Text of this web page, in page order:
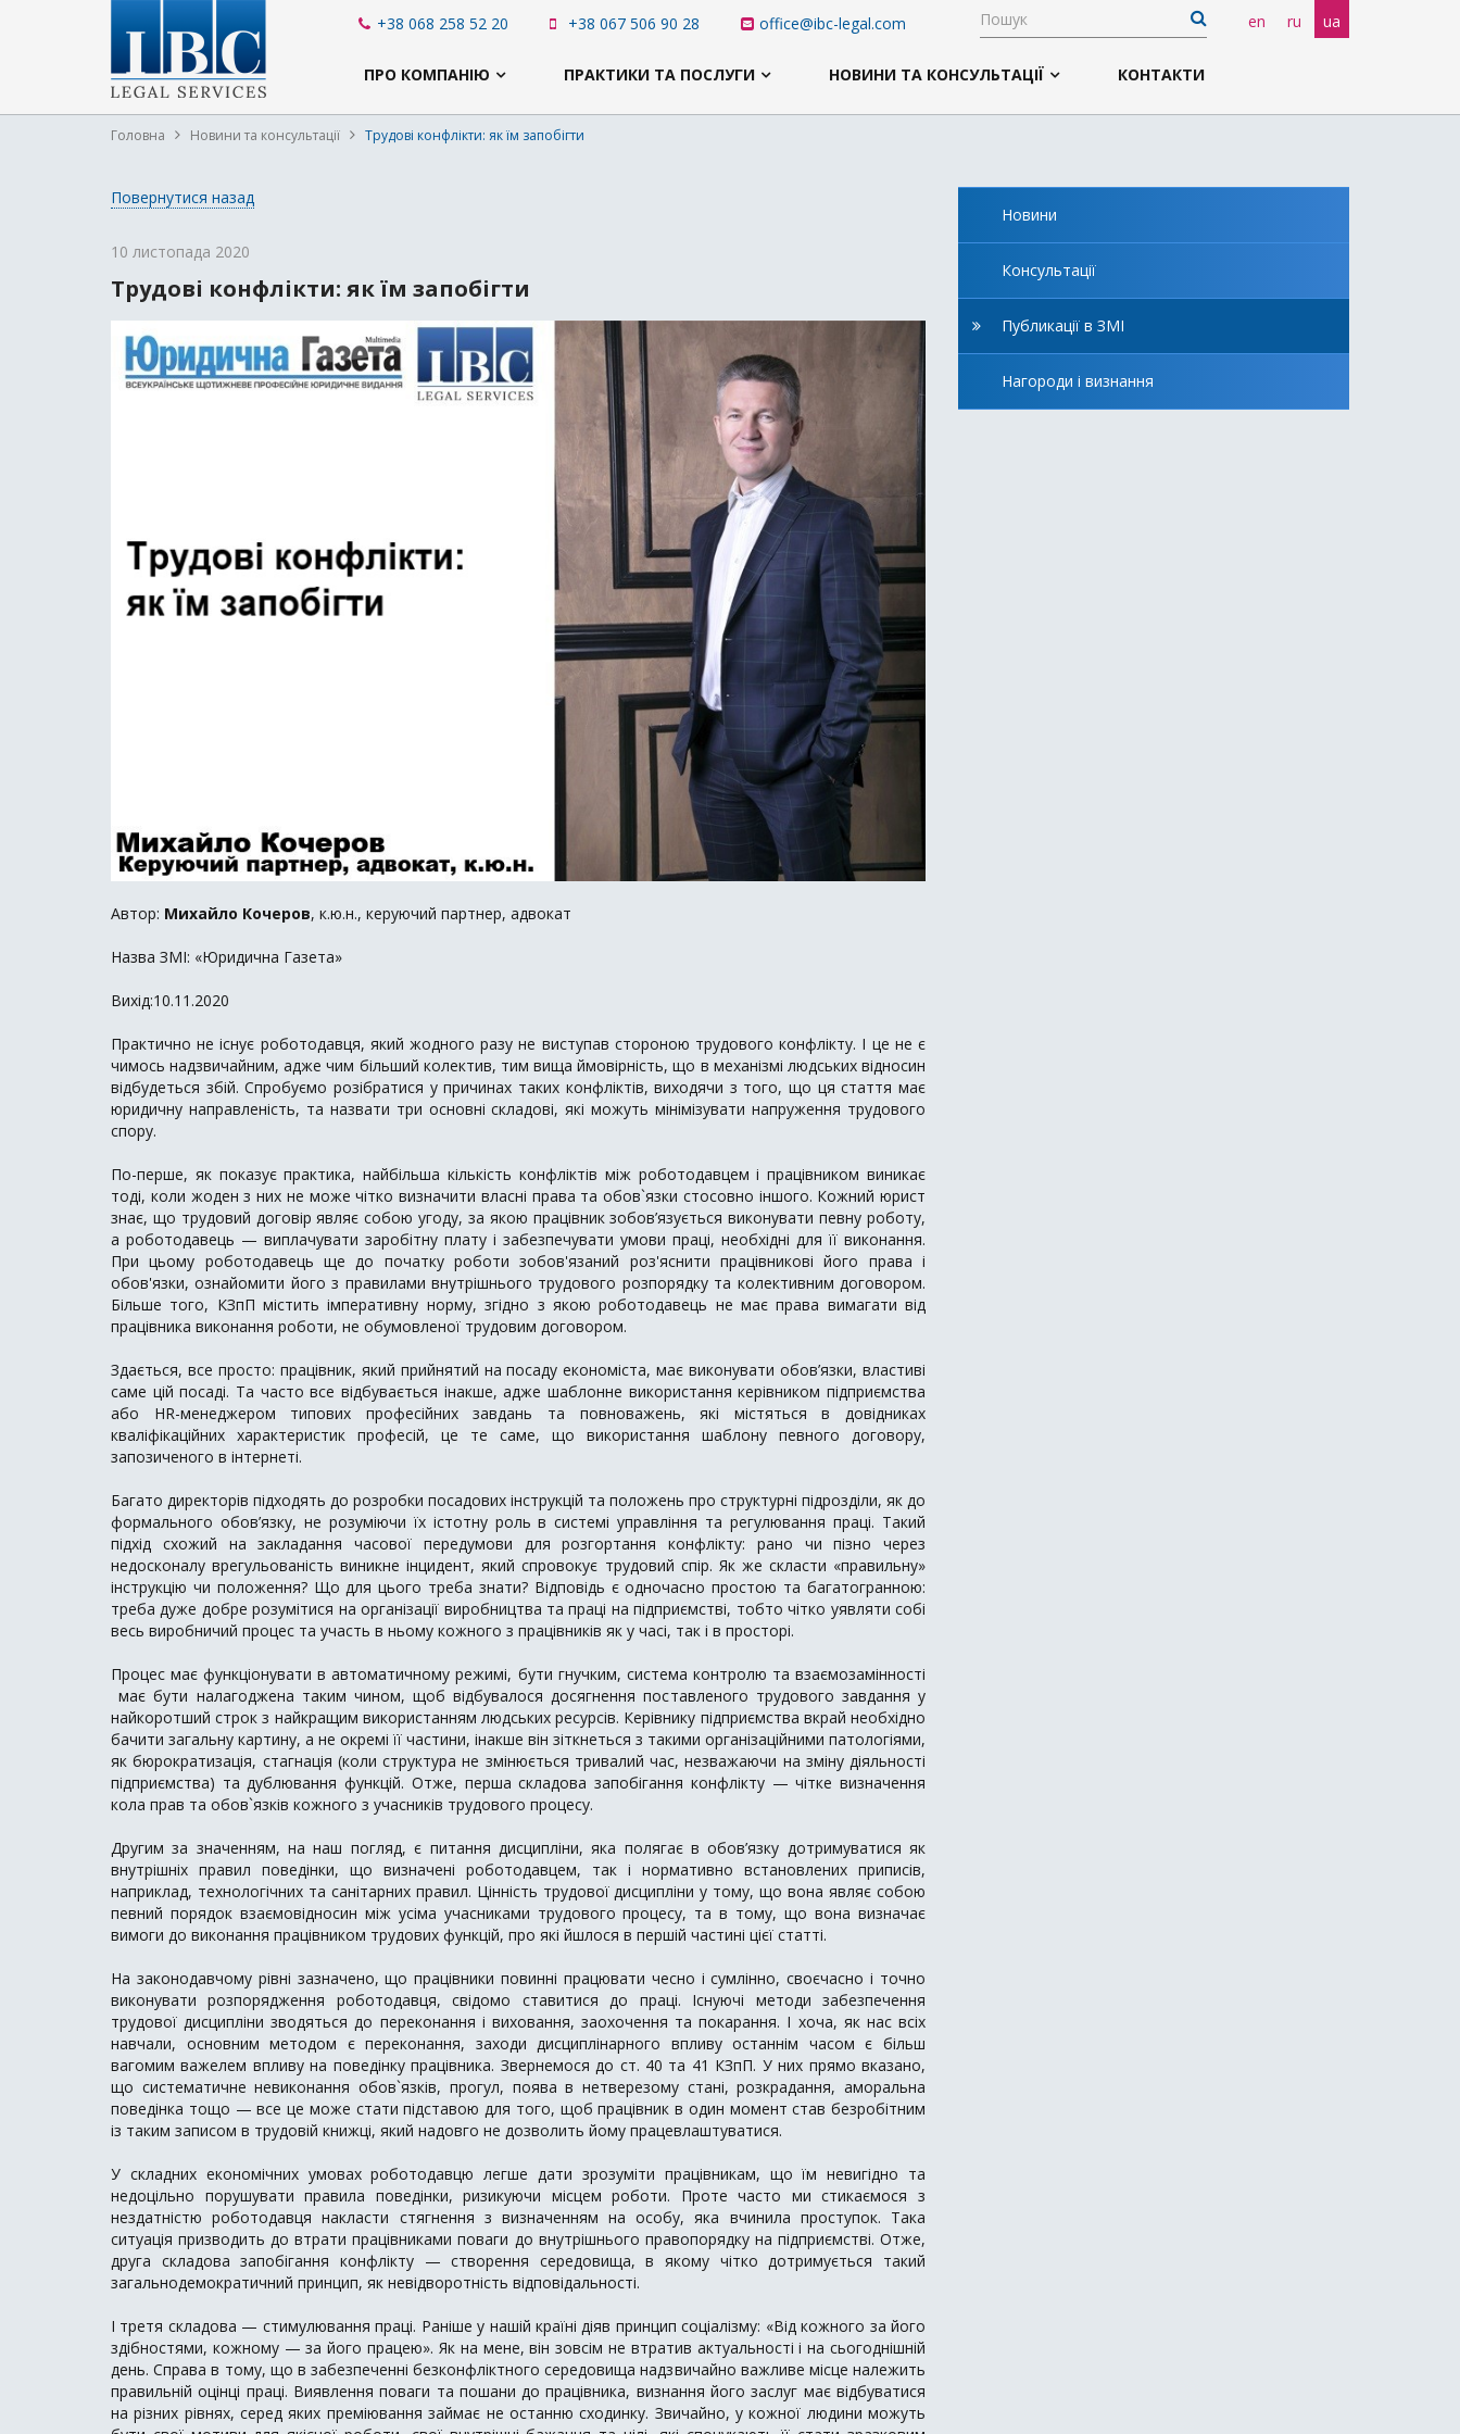
+38 068 258 52 20 +38 067 506 90 28 office@ibc-legal.com en ru ua
ПРО КОМПАНІЮ ПРАКТИКИ ТА ПОСЛУГИ НОВИНИ ТА КОНСУЛЬТАЦІЇ КОНТАКТИ
Головна Новини та консультації Трудові конфлікти: як їм запобігти
Повернутися назад
10 листопада 2020
Трудові конфлікти: як їм запобігти
Автор: Михайло Кочеров, к.ю.н., керуючий партнер, адвокат
Назва ЗМІ: «Юридична Газета»
Вихід:10.11.2020
Практично не існує роботодавця, який жодного разу не виступав стороною трудового конфлікту. І це не є
чимось надзвичайним, адже чим більший колектив, тим вища ймовірність, що в механізмі людських відносин
відбудеться збій. Спробуємо розібратися у причинах таких конфліктів, виходячи з того, що ця стаття має
юридичну направленість, та назвати три основні складові, які можуть мінімізувати напруження трудового
спору.
По-перше, як показує практика, найбільша кількість конфліктів між роботодавцем і працівником виникає
тоді, коли жоден з них не може чітко визначити власні права та обов`язки стосовно іншого. Кожний юрист
знає, що трудовий договір являє собою угоду, за якою працівник зобов’язується виконувати певну роботу,
а роботодавець — виплачувати заробітну плату і забезпечувати умови праці, необхідні для її виконання.
При цьому роботодавець ще до початку роботи зобов'язаний роз'яснити працівникові його права і
обов'язки, ознайомити його з правилами внутрішнього трудового розпорядку та колективним договором.
Більше того, КЗпП містить імперативну норму, згідно з якою роботодавець не має права вимагати від
працівника виконання роботи, не обумовленої трудовим договором.
Здається, все просто: працівник, який прийнятий на посаду економіста, має виконувати обов’язки, властиві
саме цій посаді. Та часто все відбувається інакше, адже шаблонне використання керівником підприємства
або HR-менеджером типових професійних завдань та повноважень, які містяться в довідниках
кваліфікаційних характеристик професій, це те саме, що використання шаблону певного договору,
запозиченого в інтернеті.
Багато директорів підходять до розробки посадових інструкцій та положень про структурні підрозділи, як до
формального обов’язку, не розуміючи їх істотну роль в системі управління та регулювання праці. Такий
підхід схожий на закладання часової передумови для розгортання конфлікту: рано чи пізно через
недосконалу врегульованість виникне інцидент, який спровокує трудовий спір. Як же скласти «правильну»
інструкцію чи положення? Що для цього треба знати? Відповідь є одночасно простою та багатогранною:
треба дуже добре розумітися на організації виробництва та праці на підприємстві, тобто чітко уявляти собі
весь виробничий процес та участь в ньому кожного з працівників як у часі, так і в просторі.
Процес має функціонувати в автоматичному режимі, бути гнучким, система контролю та взаємозамінності
має бути налагоджена таким чином, щоб відбувалося досягнення поставленого трудового завдання у
найкоротший строк з найкращим використанням людських ресурсів. Керівнику підприємства вкрай необхідно
бачити загальну картину, а не окремі її частини, інакше він зіткнеться з такими організаційними патологіями,
як бюрократизація, стагнація (коли структура не змінюється тривалий час, незважаючи на зміну діяльності
підприємства) та дублювання функцій. Отже, перша складова запобігання конфлікту — чітке визначення
кола прав та обов`язків кожного з учасників трудового процесу.
Другим за значенням, на наш погляд, є питання дисципліни, яка полягає в обов’язку дотримуватися як
внутрішніх правил поведінки, що визначені роботодавцем, так і нормативно встановлених приписів,
наприклад, технологічних та санітарних правил. Цінність трудової дисципліни у тому, що вона являє собою
певний порядок взаємовідносин між усіма учасниками трудового процесу, та в тому, що вона визначає
вимоги до виконання працівником трудових функцій, про які йшлося в першій частині цієї статті.
На законодавчому рівні зазначено, що працівники повинні працювати чесно і сумлінно, своєчасно і точно
виконувати розпорядження роботодавця, свідомо ставитися до праці. Існуючі методи забезпечення
трудової дисципліни зводяться до переконання і виховання, заохочення та покарання. І хоча, як нас всіх
навчали, основним методом є переконання, заходи дисциплінарного впливу останнім часом є більш
вагомим важелем впливу на поведінку працівника. Звернемося до ст. 40 та 41 КЗпП. У них прямо вказано,
що систематичне невиконання обов`язків, прогул, поява в нетверезому стані, розкрадання, аморальна
поведінка тощо — все це може стати підставою для того, щоб працівник в один момент став безробітним
із таким записом в трудовій книжці, який надовго не дозволить йому працевлаштуватися.
У складних економічних умовах роботодавцю легше дати зрозуміти працівникам, що їм невигідно та
недоцільно порушувати правила поведінки, ризикуючи місцем роботи. Проте часто ми стикаємося з
нездатністю роботодавця накласти стягнення з визначенням на особу, яка вчинила проступок. Така
ситуація призводить до втрати працівниками поваги до внутрішнього правопорядку на підприємстві. Отже,
друга складова запобігання конфлікту — створення середовища, в якому чітко дотримується такий
загальнодемократичний принцип, як невідворотність відповідальності.
І третя складова — стимулювання праці. Раніше у нашій країні діяв принцип соціалізму: «Від кожного за його
здібностями, кожному — за його працею». Як на мене, він зовсім не втратив актуальності і на сьогоднішній
день. Справа в тому, що в забезпеченні безконфліктного середовища надзвичайно важливе місце належить
правильній оцінці праці. Виявлення поваги та пошани до працівника, визнання його заслуг має відбуватися
на різних рівнях, серед яких преміювання займає не останню сходинку. Звичайно, у кожної людини можуть
Новини
Консультації
Публикації в ЗМІ
Нагороди і визнання